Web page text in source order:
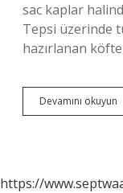
sac kaplar
Tepsi üzerinde
hazırlanan
Devamını okuyun
https://